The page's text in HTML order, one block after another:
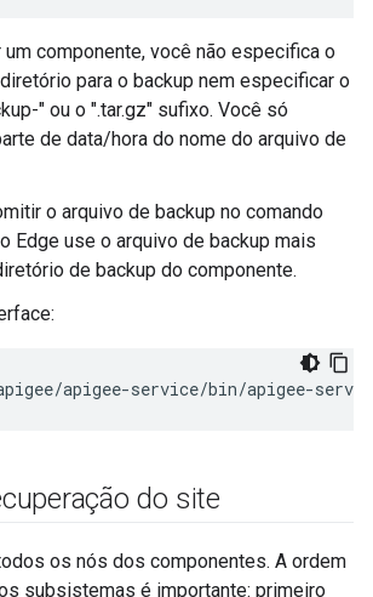
um componente, você não especifica o
para o backup nem especificar o
" ou o ".tar.gz" sufixo. Você só
de data/hora do nome do arquivo de
o arquivo de backup no comando
Edge use o arquivo de backup mais
de backup do componente.
apigee-service/bin/apigee-
do site
os nós dos componentes. A ordem
subsistemas é importante: primeiro